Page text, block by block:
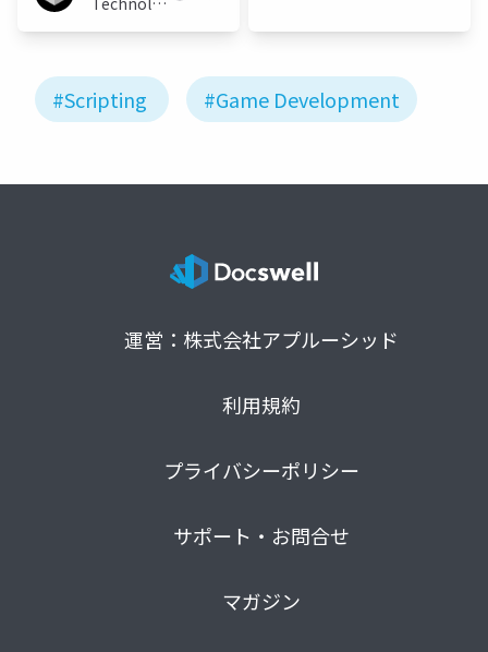
#Scripting #Game Development
運営：株式会社アプルーシッド
利用規約
プライバシーポリシー
サポート・お問合せ
マガジン